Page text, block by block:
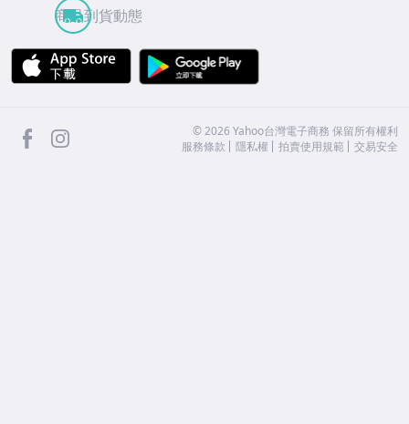
商品到貨動態
APP Store
facebook ©2026 Yahoo台灣電子商務 保留所有權利
服務條款
隱私權 拍賣使用規範 交易安全